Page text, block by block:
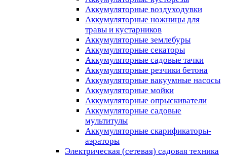
Аккумуляторные воздуходувки
Аккумуляторные ножницы для
травы и кустарников
Аккумуляторные землебуры
Аккумуляторные секаторы
Аккумуляторные садовые тачки
Аккумуляторные резчики бетона
Аккумуляторные вакуумные насосы
Аккумуляторные мойки
Аккумуляторные опрыскиватели
Аккумуляторные садовые
мультитулы
Аккумуляторные скарификаторы-
аэраторы
Электрическая (сетевая) садовая техника